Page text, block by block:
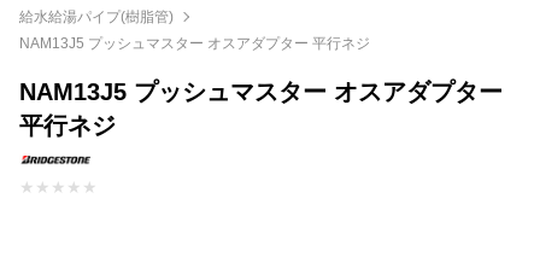
給水給湯パイプ(樹脂管)
NAM13J5 プッシュマスター オスアダプター 平行ネジ
NAM13J5 プッシュマスター オスアダプター
平行ネジ
★ ★ ★ ★ ★